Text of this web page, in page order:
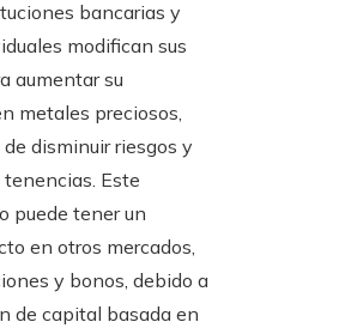
bancarias y
modifican sus
aumentar su
metales preciosos,
disminuir riesgos y
Este
puede tener un
en otros mercados,
y bonos, debido a
de capital basada en